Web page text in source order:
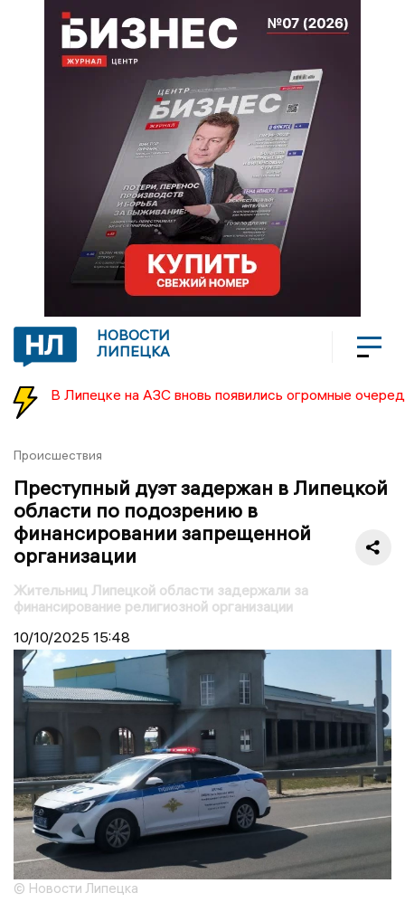
НОВОСТИ
ЛИПЕЦКА
В Липецке на АЗС вновь появились огромные
Происшествия
Преступный дуэт задержан в Липецкой
области по подозрению в
финансировании запрещенной
организации
Жительниц Липецкой области задержали за
финансирование религиозной организации
10/10/2025 15:48
© Новости Липецка